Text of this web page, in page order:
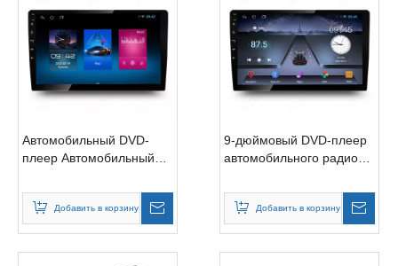
Автомобильный DVD-
плеер Автомобильный
Беспроводная зарядка
Android GPS Аудио
Добавить в корзину
9-дюймовый DVD-плеер
автомобильного радио
Добавить в корзину